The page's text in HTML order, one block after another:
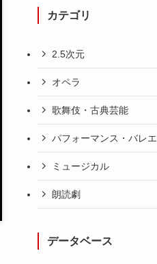
カテゴリ
2.5次元
オペラ
歌舞伎・古典芸能
パフォーマンス・バレエ
ミュージカル
朗読劇
データベース